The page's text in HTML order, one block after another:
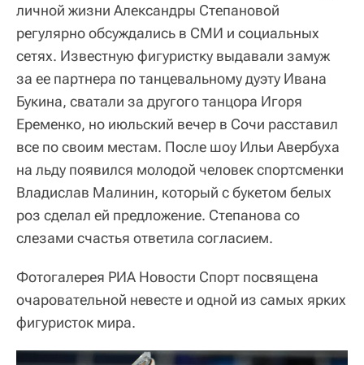
личной жизни Александры Степановой
регулярно обсуждались в СМИ и социальных
сетях. Известную фигуристку выдавали замуж
за ее партнера по танцевальному дуэту Ивана
Букина, сватали за другого танцора Игоря
Еременко, но июльский вечер в Сочи расставил
все по своим местам. После шоу Ильи Авербуха
на льду появился молодой человек спортсменки
Владислав Малинин, который с букетом белых
роз сделал ей предложение. Степанова со
слезами счастья ответила согласием.
Фотогалерея РИА Новости Спорт посвящена
очаровательной невесте и одной из самых ярких
фигуристок мира.